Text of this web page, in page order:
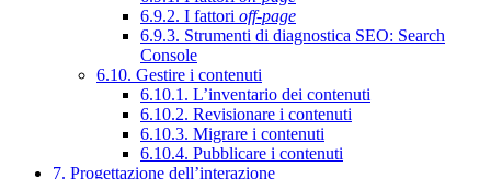
6.9.2. I fattori off-page
6.9.3. Strumenti di diagnostica SEO: Search
Console
6.10. Gestire i contenuti
6.10.1. L’inventario dei contenuti
6.10.2. Revisionare i contenuti
6.10.3. Migrare i contenuti
6.10.4. Pubblicare i contenuti
7. Progettazione dell’interazione